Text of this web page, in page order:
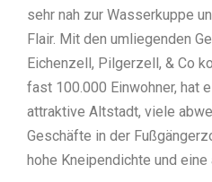
sehr nah zur Wasserkuppe
Flair. Mit den umliegenden
Eichenzell, Pilgerzell, & Co
fast 100.000 Einwohner, hat
attraktive Altstadt, viele
Geschäfte in der
hohe Kneipendichte und